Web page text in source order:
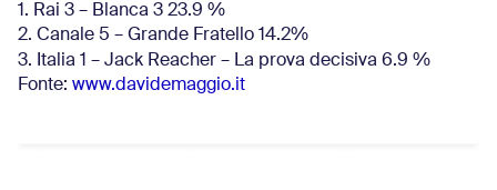
1. Rai 3 – Blanca 3 23.9 %
2. Canale 5 – Grande Fratello 14.2%
3. Italia 1 – Jack Reacher – La prova decisiva 6.9 %
Fonte: www.davidemaggio.it